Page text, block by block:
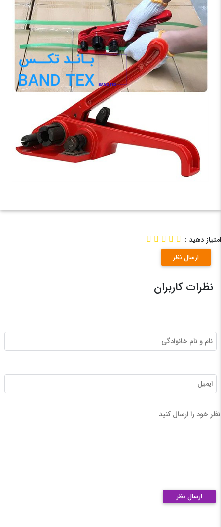
امتیاز دهید :
ارسال نظر
نظرات کاربران
نام و نام خانوادگی
ایمیل
نظر خود را ارسال کنید
ارسال نظر